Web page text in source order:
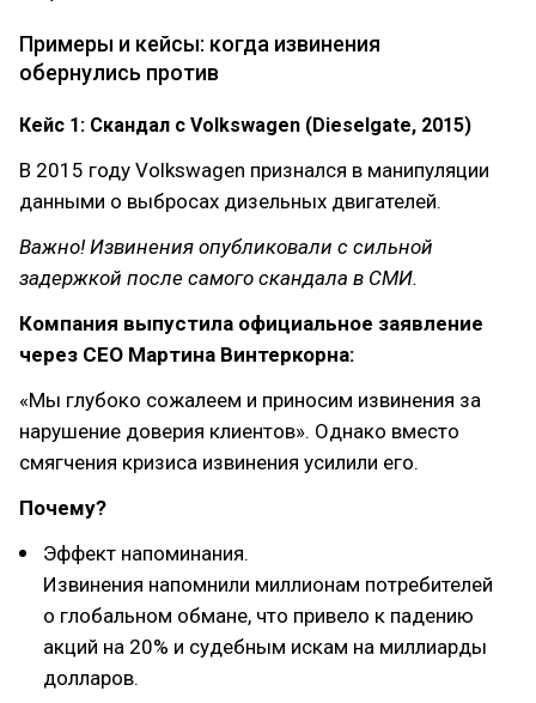
Примеры и кейсы: когда извинения
обернулись против
Кейс 1: Скандал с Volkswagen (Dieselgate, 2015)
В 2015 году Volkswagen признался в манипуляции
данными о выбросах дизельных двигателей.
Важно! Извинения опубликовали с сильной
задержкой после самого скандала в СМИ.
Компания выпустила официальное заявление
через CEO Мартина Винтеркорна:
«Мы глубоко сожалеем и приносим извинения за
нарушение доверия клиентов». Однако вместо
смягчения кризиса извинения усилили его.
Почему?
Эффект напоминания.
Извинения напомнили миллионам потребителей
о глобальном обмане, что привело к падению
акций на 20% и судебным искам на миллиарды
долларов.